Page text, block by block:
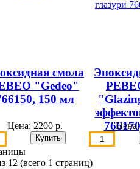
смола
"Gedeo"
150 мл
Цена: 2200 р.
12 (всего 1 страниц)